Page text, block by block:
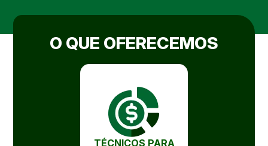
O QUE OFERECEMOS
TÉCNICOS PARA